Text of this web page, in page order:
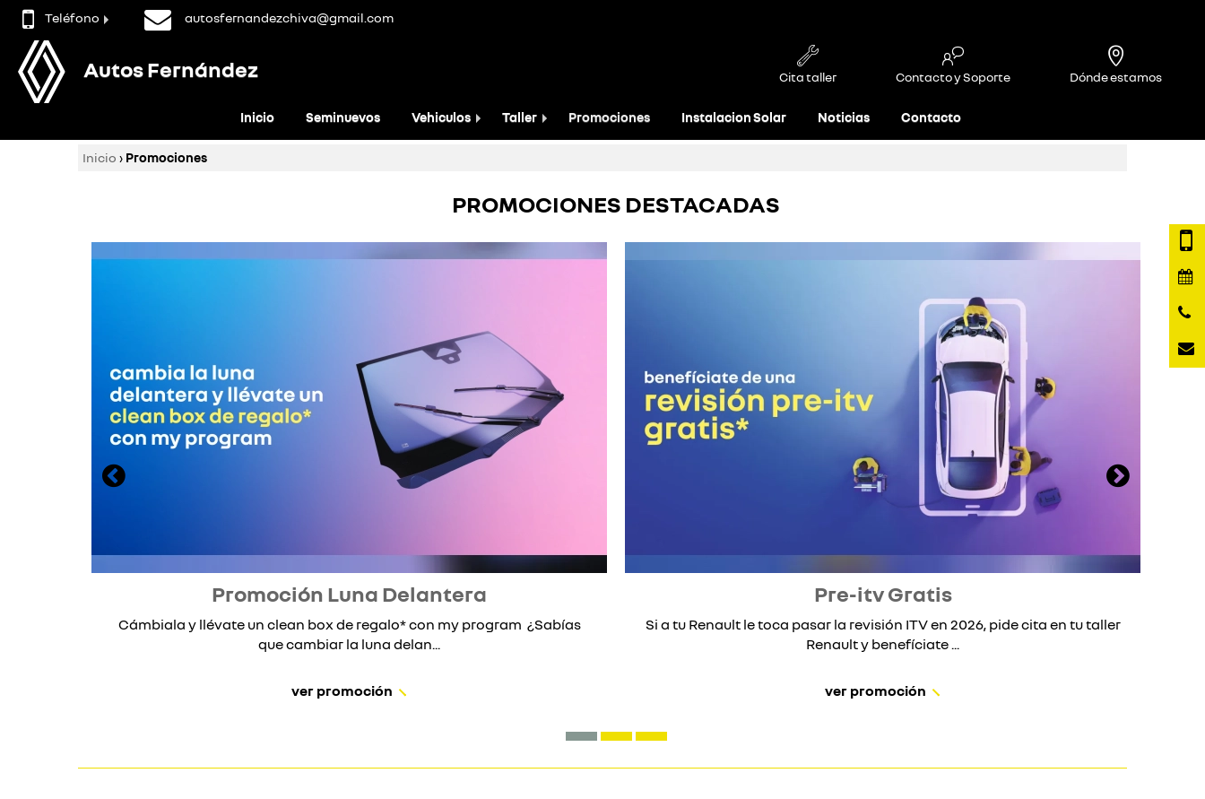
Teléfono autosfernandezchiva@gmail.com
Autos Fernández Cita taller Contacto y Soporte Dónde estamos
Inicio Seminuevos Vehiculos Taller Promociones Instalacion Solar Noticias Contacto
Inicio › Promociones
PROMOCIONES DESTACADAS
Promoción Luna Delantera
Cámbiala y llévate un clean box de regalo* con my program ¿Sabías
que cambiar la luna delan...
ver promoción
Pre-itv Gratis
Si a tu Renault le toca pasar la revisión ITV en 2026, pide cita en tu taller
Renault y benefíciate ...
ver promoción